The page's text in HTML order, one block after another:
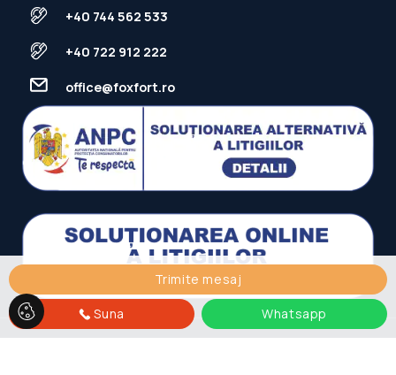
Trimite mesaj
Whatsapp
Suna
+40 744 562 533
+40 722 912 222
office@foxfort.ro